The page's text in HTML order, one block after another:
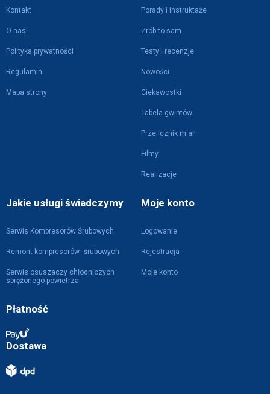
Kontakt
O nas
Polityka prywatności
Regulamin
Mapa strony
Porady i instruktaże
Zrób to sam
Testy i recenzje
Nowości
Ciekawostki
Tabela gwintów
Przelicznik miar
Filmy
Realizacje
Jakie usługi świadczymy
Serwis Kompresorów Śrubowych
Remont kompresorów śrubowych
Serwis osuszaczy chłodniczych
sprężonego powietrza
Moje konto
Logowanie
Rejestracja
Moje konto
Płatność
Dostawa